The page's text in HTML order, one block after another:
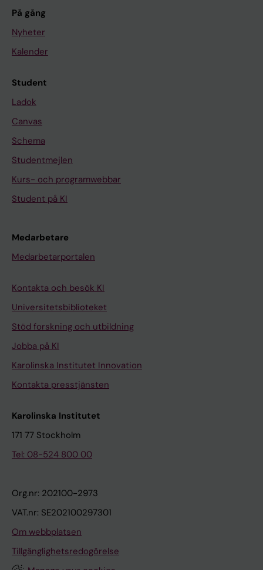
På gång
Nyheter
Kalender
Student
Ladok
Canvas
Schema
Studentmejlen
Kurs- och programwebbar
Student på KI
Medarbetare
Medarbetarportalen
Kontakta och besök KI
Universitetsbiblioteket
Stöd forskning och utbildning
Jobba på KI
Karolinska Institutet Innovation
Kontakta presstjänsten
Karolinska Institutet
171 77 Stockholm
Tel: 08-524 800 00
Org.nr: 202100-2973
VAT.nr: SE202100297301
Om webbplatsen
Tillgänglighetsredogörelse